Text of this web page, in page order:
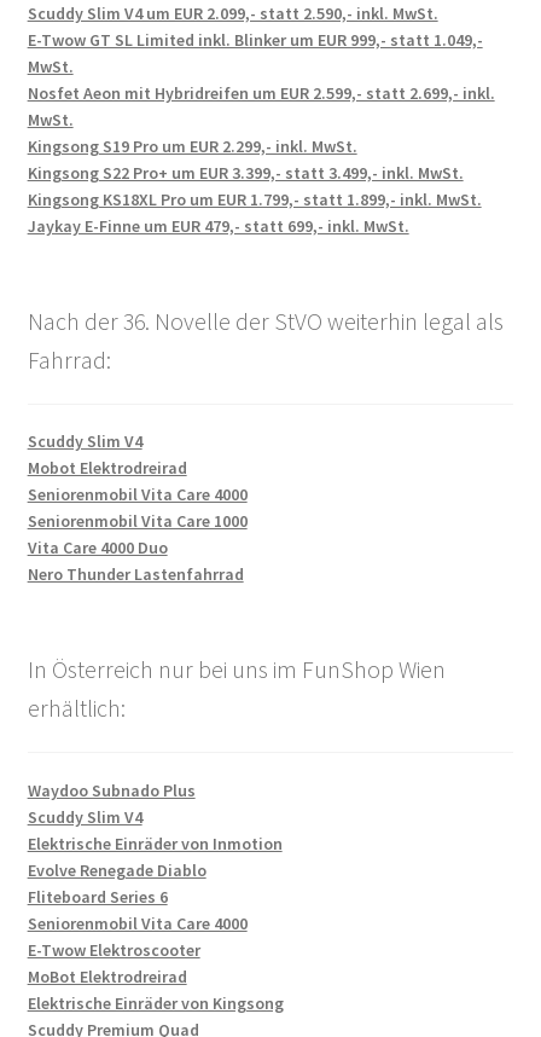
Scuddy Slim V4 um EUR 2.099,- statt 2.590,- inkl. MwSt.
E-Twow GT SL Limited inkl. Blinker um EUR 999,- statt 1.049,-
MwSt.
Nosfet Aeon mit Hybridreifen um EUR 2.599,- statt 2.699,- inkl.
MwSt.
Kingsong S19 Pro um EUR 2.299,- inkl. MwSt.
Kingsong S22 Pro+ um EUR 3.399,- statt 3.499,- inkl. MwSt.
Kingsong KS18XL Pro um EUR 1.799,- statt 1.899,- inkl. MwSt.
Jaykay E-Finne um EUR 479,- statt 699,- inkl. MwSt.
Nach der 36. Novelle der StVO weiterhin legal als
Fahrrad:
Scuddy Slim V4
Mobot Elektrodreirad
Seniorenmobil Vita Care 4000
Seniorenmobil Vita Care 1000
Vita Care 4000 Duo
Nero Thunder Lastenfahrrad
In Österreich nur bei uns im FunShop Wien
erhältlich:
Waydoo Subnado Plus
Scuddy Slim V4
Elektrische Einräder von Inmotion
Evolve Renegade Diablo
Fliteboard Series 6
Seniorenmobil Vita Care 4000
E-Twow Elektroscooter
MoBot Elektrodreirad
Elektrische Einräder von Kingsong
Scuddy Premium Quad